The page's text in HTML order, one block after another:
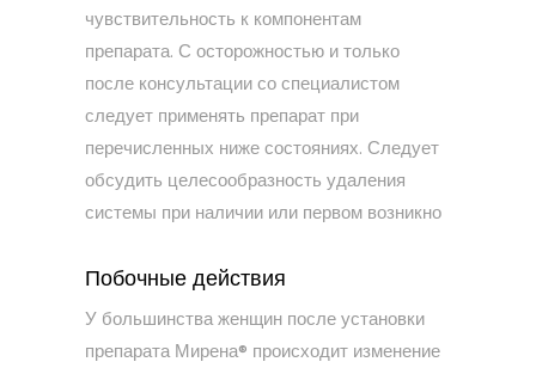
чувствительность к компонентам
препарата. С осторожностью и только
после консультации со специалистом
следует применять препарат при
перечисленных ниже состояниях. Следует
обсудить целесообразность удаления
системы при наличии или первом возникно
Побочные действия
У большинства женщин после установки
препарата Мирена® происходит изменение